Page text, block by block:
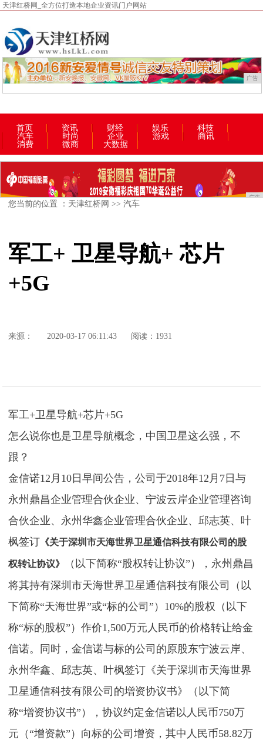
天津红桥网_全方位打造本地企业资讯门户网站
广告
首页 资讯 财经 娱乐
科技
汽车
时尚 企业 游戏
商讯
消费
微商 大数据
广告
您当前的位置 ： 天津红桥网 >>汽车
军工+ 卫星导航+ 芯片
+5G
来源： 2020-03-17 06:11:43 阅读：1931
军工+卫星导航+芯片+5G
怎么说你也是卫星导航概念，中国卫星这么强，不
跟？
金信诺12月10日早间公告，公司于2018年12月7日与
永州鼎昌企业管理合伙企业、宁波云岸企业管理咨询
合伙企业、永州华鑫企业管理合伙企业、邱志英、叶
枫签订 《关于深圳市天海世界卫星通信科技有限公司的股
权转让协议》
（以下简称“股权转让协议”），永州鼎昌
将其持有深圳市天海世界卫星通信科技有限公司（以
下简称“天海世界”或“标的公司”）10%的股权（以下
称“标的股权”）作价1,500万元人民币的价格转让给金
信诺。同时，金信诺与标的公司的原股东宁波云岸、
永州华鑫、邱志英、叶枫签订《关于深圳市天海世界
卫星通信科技有限公司的增资协议书》（以下简
称“增资协议书”），协议约定金信诺以人民币750万
元（“增资款”）向标的公司增资，其中人民币58.82万